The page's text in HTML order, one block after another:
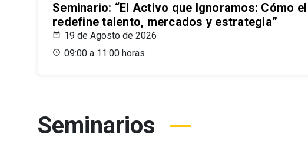
Seminario: “El Activo que Ignoramos: Cómo
redefine talento, mercados y estrategia”
19 de Agosto de 2026
09:00 a 11:00 horas
Seminarios